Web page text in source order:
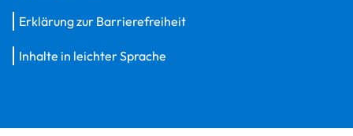
Erklärung zur Barrierefreiheit
Inhalte in leichter Sprache